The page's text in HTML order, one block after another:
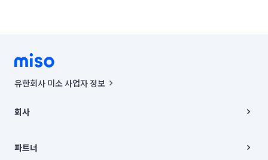
유한회사 미소 사업자 정보
00019 |
주소 | 본사: 서울특별시 종로구 율곡로 6(중학동, 트윈트리빌딩) B동 5층
컨택센터 : 서울특별시 종로구 수송동 율곡로 24, 7층, 8층 미소
회사
채용
파트너